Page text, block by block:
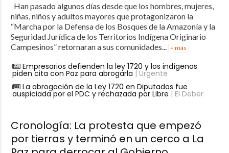
Han pasado algunos días desde que los hombres, mujeres,
niñas, niños y adultos mayores que protagonizaron la
“Marcha por la Defensa de los Bosques de la Amazonía y la
Seguridad Jurídica de los Territorios Indígena Originario
Campesinos” retornaran a sus comunidades...
+ más
Empresarios defienden la ley 1720 y los indígenas
piden cita con Paz para abrogarla | Urgente
La abrogación de la Ley 1720 en Diputados fue
auspiciada por el PDC y rechazada por Libre | El Deber
Cronología: La protesta que empezó
por tierras y terminó en un cerco a La